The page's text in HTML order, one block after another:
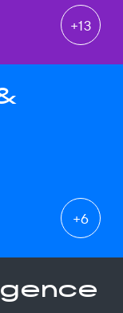
+13
+6